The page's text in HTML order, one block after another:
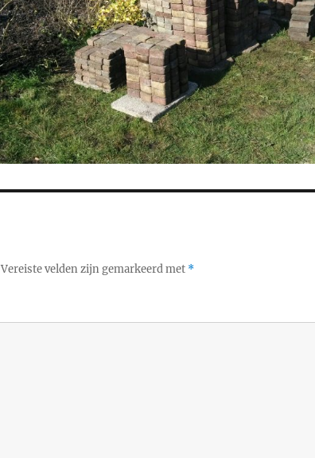
Vereiste velden zijn gemarkeerd met *